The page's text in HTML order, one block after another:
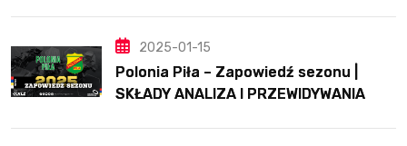
2025-01-15
Polonia Piła – Zapowiedź sezonu |
SKŁADY ANALIZA I PRZEWIDYWANIA